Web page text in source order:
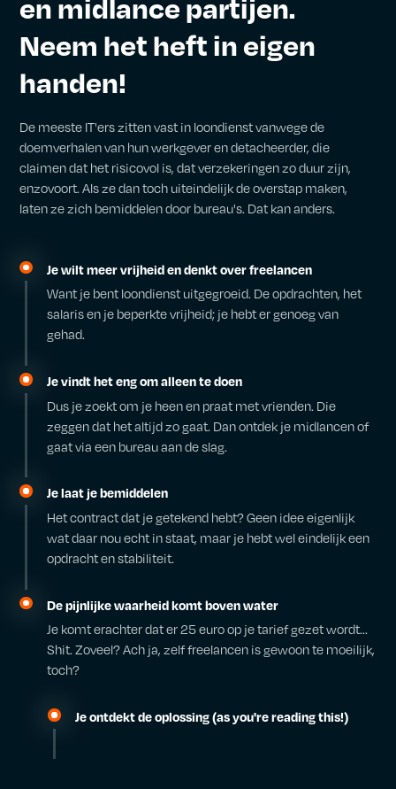
Neem het heft in eigen
handen!
De meeste IT'ers zitten vast in loondienst vanwege de
doemverhalen van hun werkgever en detacheerder, die
claimen dat het risicovol is, dat verzekeringen zo duur zijn,
enzovoort. Als ze dan toch uiteindelijk de overstap maken,
laten ze zich bemiddelen door bureau's. Dat kan anders.
Je wilt meer vrijheid en denkt over freelancen
Want je bent loondienst uitgegroeid. De opdrachten, het
salaris en je beperkte vrijheid; je hebt er genoeg van
gehad.
Je vindt het eng om alleen te doen
Dus je zoekt om je heen en praat met vrienden. Die
zeggen dat het altijd zo gaat. Dan ontdek je midlancen of
gaat via een bureau aan de slag.
Je laat je bemiddelen
Het contract dat je getekend hebt? Geen idee eigenlijk
wat daar nou echt in staat, maar je hebt wel eindelijk een
opdracht en stabiliteit.
De pijnlijke waarheid komt boven water
Je komt erachter dat er 25 euro op je tarief gezet wordt...
Shit. Zoveel? Ach ja, zelf freelancen is gewoon te moeilijk,
toch?
Je ontdekt de oplossing (as you're reading this!)